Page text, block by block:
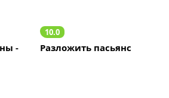
-
10.0
Разложить пасьянс